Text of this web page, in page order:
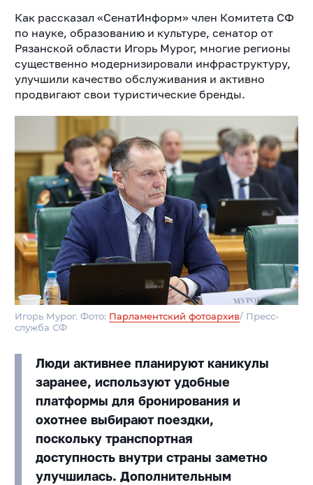
Как рассказал «СенатИнформ» член Комитета СФ
по науке, образованию и культуре, сенатор от
Рязанской области Игорь Мурог, многие регионы
существенно модернизировали инфраструктуру,
улучшили качество обслуживания и активно
продвигают свои туристические бренды.
Игорь Мурог. Фото: Парламентский фотоархив/ Пресс-
служба СФ
Люди активнее планируют каникулы
заранее, используют удобные
платформы для бронирования и
охотнее выбирают поездки,
поскольку транспортная
доступность внутри страны заметно
улучшилась. Дополнительным